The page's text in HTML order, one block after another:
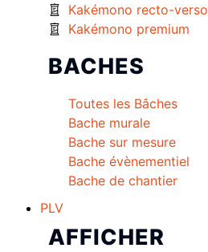
Kakémono recto-verso
Kakémono premium
BACHES
Toutes les Bâches
Bache murale
Bache sur mesure
Bache évènementiel
Bache de chantier
PLV
AFFICHER